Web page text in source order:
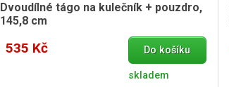
Dvoudílné tágo na kulečník + pouzdro,
145,8 cm
535 Kč Do košíku
skladem